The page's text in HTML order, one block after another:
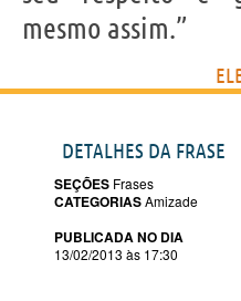
mesmo assim.”
DETALHES DA FRASE
SEÇÕES Frases
CATEGORIASAmizade
PUBLICADA NO DIA
13/02/2013 às 17:30